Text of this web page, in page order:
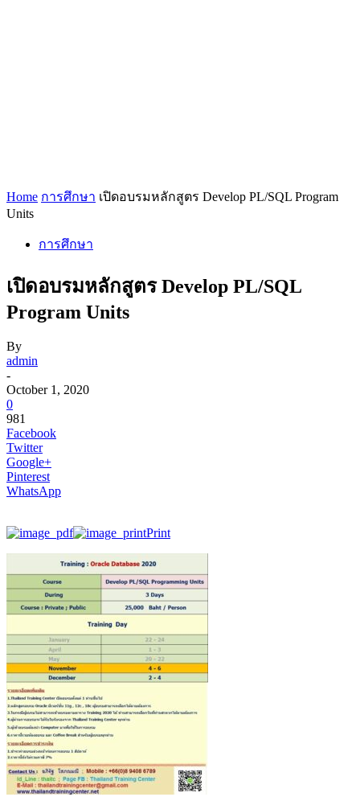
Home การศึกษา เปิดอบรมหลักสูตร Develop PL/SQL Program
Units
การศึกษา
เปิดอบรมหลักสูตร Develop PL/SQL
Program Units
By
admin
-
October 1, 2020
0
981
Facebook
Twitter
Google+
Pinterest
WhatsApp
Print